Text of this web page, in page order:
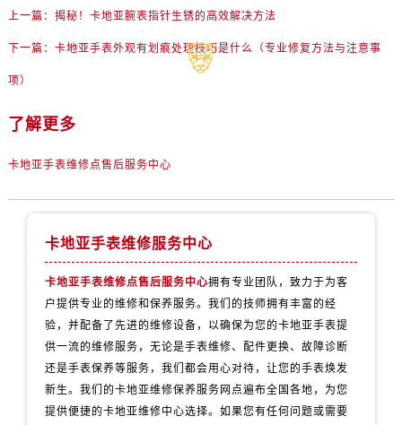
上一篇： 揭秘！卡地亚腕表指针生锈的高效解决方法
下一篇： 卡地亚手表外观有划痕处理技巧是什么（专业修复方法与注意事
项）
了解更多
卡地亚手表维修点售后服务中心
卡地亚手表维修服务中心
卡地亚手表维修点售后服务中心拥有专业团队，致力于为客
户提供专业的维修和保养服务。我们的技师拥有丰富的经
验，并配备了先进的维修设备，以确保为您的卡地亚手表提
供一流的维修服务，无论是手表维修、配件更换、故障诊断
还是手表保养等服务，我们都会用心对待，让您的手表焕发
新生。我们的卡地亚维修保养服务网点遍布全国各地，为您
提供便捷的卡地亚维修中心选择。如果您有任何问题或需要